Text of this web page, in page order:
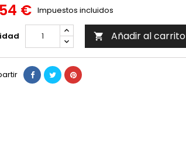
€ Impuestos incluidos
 Añadir al carrito